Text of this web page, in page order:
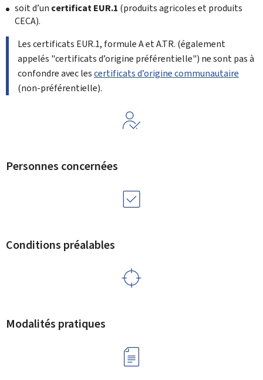
soit d’un certificat EUR.1 (produits agricoles et produits
CECA).
Les certificats EUR.1, formule A et A.TR. (également
appelés "certificats d’origine préférentielle") ne sont pas à
confondre avec lescertificats d’origine communautaire
(non-préférentielle).
Personnes concernées
Conditions préalables
Modalités pratiques